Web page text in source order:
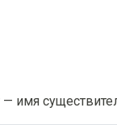
— имя